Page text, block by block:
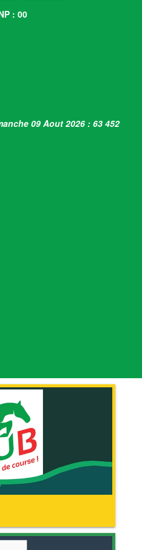
: 00
09 Aout 2026 : 63 452